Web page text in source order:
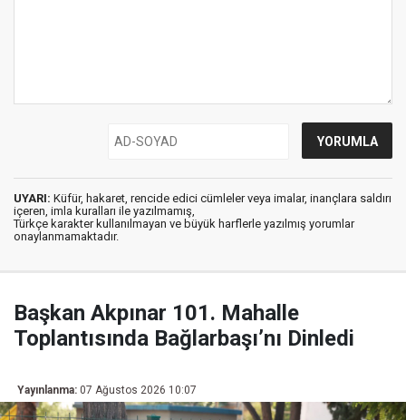
UYARI: Küfür, hakaret, rencide edici cümleler veya imalar, inançlara saldırı
içeren, imla kuralları ile yazılmamış,
Türkçe karakter kullanılmayan ve büyük harflerle yazılmış yorumlar
onaylanmamaktadır.
Başkan Akpınar 101. Mahalle
Toplantısında Bağlarbaşı’nı Dinledi
Yayınlanma: 07 Ağustos 2026 10:07